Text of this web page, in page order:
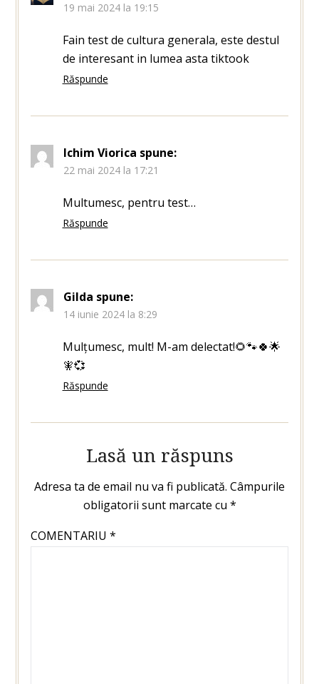
19 mai 2024 la 19:15
Fain test de cultura generala, este destul
de interesant in lumea asta tiktook
Răspunde
Ichim Viorica spune:
22 mai 2024 la 17:21
Multumesc, pentru test…
Răspunde
Gilda spune:
14 iunie 2024 la 8:29
Mulțumesc, mult! M-am delectat!🌻🐾🍀🌟
🧚💞
Răspunde
Lasă un răspuns
Adresa ta de email nu va fi publicată. Câmpurile
obligatorii sunt marcate cu *
COMENTARIU *